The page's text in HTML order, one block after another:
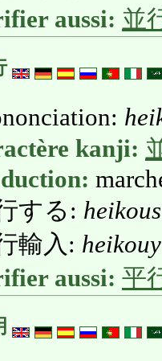
aussi: 並
kanji:
する:
輸入:
aussi: 平